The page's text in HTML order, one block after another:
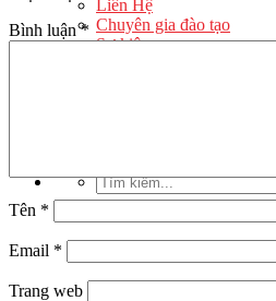
Liên Hệ
Chuyên gia đào tạo
Sự kiện
Bình luận*
Tên *
Email *
Trang web